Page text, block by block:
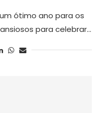
ótimo ano para os
para celebrar…